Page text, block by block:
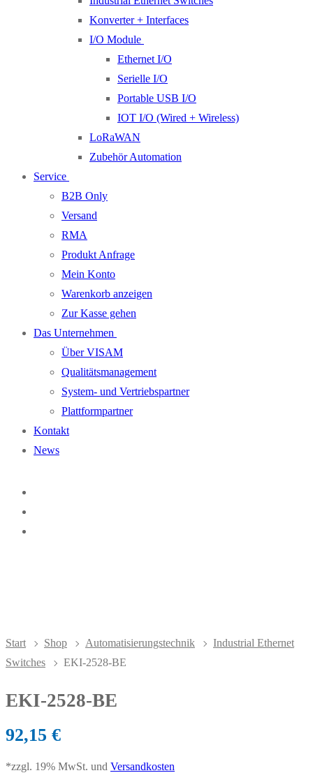
Konverter + Interfaces
I/O Module
Ethernet I/O
Serielle I/O
Portable USB I/O
IOT I/O (Wired + Wireless)
LoRaWAN
Zubehör Automation
Service
B2B Only
Versand
RMA
Produkt Anfrage
Mein Konto
Warenkorb anzeigen
Zur Kasse gehen
Das Unternehmen
Über VISAM
Qualitätsmanagement
System- und Vertriebspartner
Plattformpartner
Kontakt
News
Start Shop Automatisierungstechnik
Industrial Ethernet
Switches
EKI-2528-BE
EKI-2528-BE
92,15 €
*zzgl. 19% MwSt. und Versandkosten